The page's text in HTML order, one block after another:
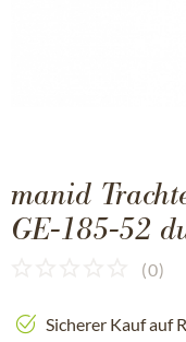
manid
GE-185-52
(0)
Sicherer Kauf auf